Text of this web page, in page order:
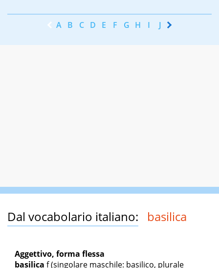
A B C D E F G H I J K
Dal vocabolario italiano: basilica
Aggettivo, forma flessa
basilica f(singolare maschile: basilico, plurale